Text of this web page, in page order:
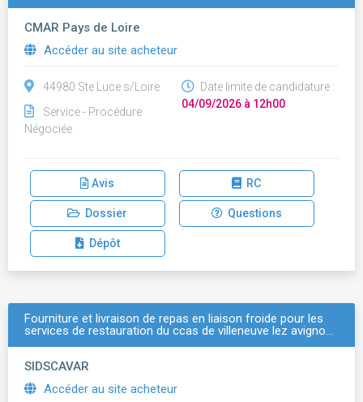
CMAR Pays de Loire
Accéder au site acheteur
44980 Ste Luce s/Loire
Service - Procédure
Négociée
Date limite de candidature :
04/09/2026 à 12h00
Avis RC
Dossier Questions
Dépôt
Fourniture et livraison de repas en liaison froide pour les
services de restauration du ccas de villeneuve lez avigno…
SIDSCAVAR
Accéder au site acheteur